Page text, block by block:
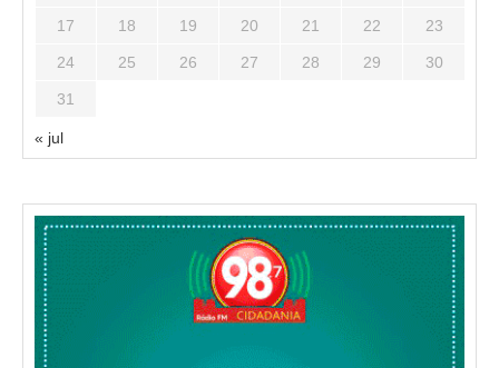
17 18 19 20 21 22 23
24 25 26 27 28 29 30
31
« jul